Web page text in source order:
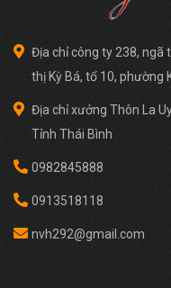
Địa chỉ công ty 238, ngã
thị Kỳ Bá, tổ 10, phường
Địa chỉ xưởng Thôn La
Tỉnh Thái Bình
0982845888
0913518118
nvh292@gmail.com